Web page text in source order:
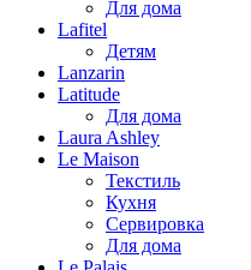
Для дома
Lafitel
Детям
Lanzarin
Latitude
Для дома
Laura Ashley
Le Maison
Текстиль
Кухня
Сервировка
Для дома